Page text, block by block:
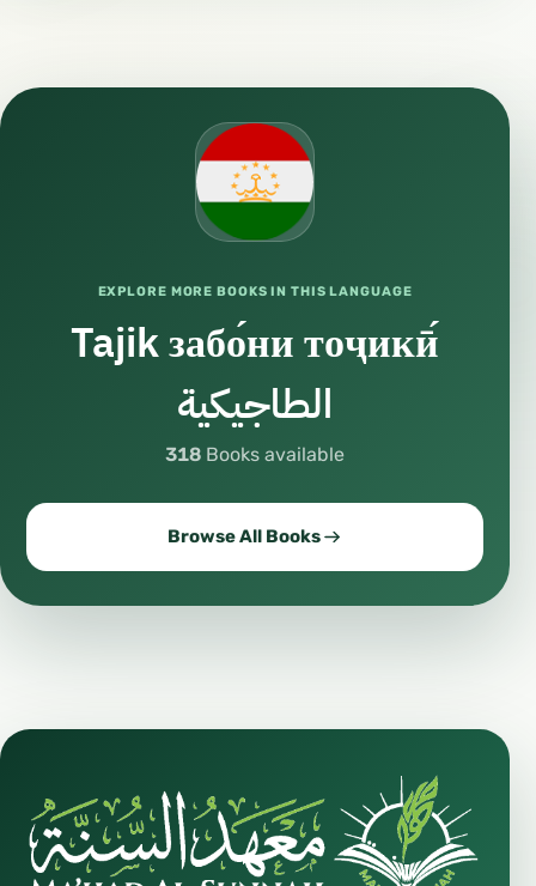
EXPLORE MORE BOOKS IN THIS LANGUAGE
Tajik забо́ни тоҷикӣ́
الطاجيكية
318 Books available
Browse All Books